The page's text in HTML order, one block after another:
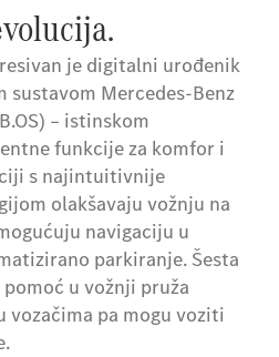
je digitalni urođenik
sustavom Mercedes-Benz
– istinskom
funkcije za komfor i
s najintuitivnije
olakšavaju vožnju na
navigaciju u
parkiranje. Šesta
u vožnji pruža
vozačima pa mogu voziti